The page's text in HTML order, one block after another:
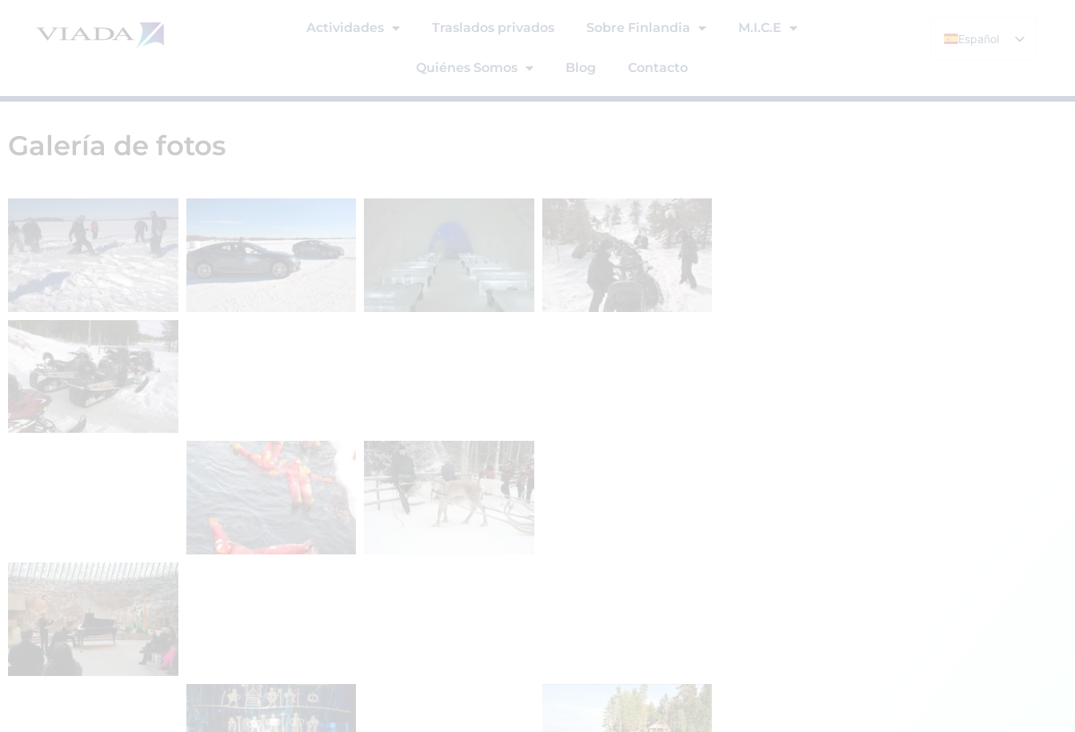
Actividades Traslados privados Sobre Finlandia M.I.C.E
Quiénes Somos Blog Contacto
Español
Galería de fotos